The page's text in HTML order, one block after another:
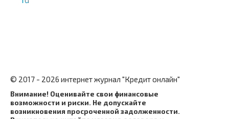
© 2017 - 2026 интернет журнал "Кредит онлайн"
Внимание! Оценивайте свои финансовые
возможности и риски. Не допускайте
возникновения просроченной задолженности.